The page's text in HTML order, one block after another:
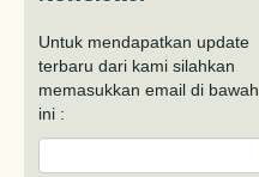
Untuk mendapatkan update
terbaru dari kami silahkan
memasukkan email di bawah
ini :